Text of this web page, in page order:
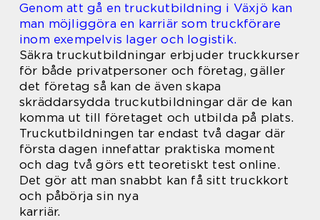
Genom att gå en truckutbildning i Växjö kan
man möjliggöra en karriär som truckförare
inom exempelvis lager och logistik.
Säkra truckutbildningar erbjuder truckkurser
för både privatpersoner och företag, gäller
det företag så kan de även skapa
skräddarsydda truckutbildningar där de kan
komma ut till företaget och utbilda på plats.
Truckutbildningen tar endast två dagar där
första dagen innefattar praktiska moment
och dag två görs ett teoretiskt test online.
Det gör att man snabbt kan få sitt truckkort
och påbörja sin nya
karriär.